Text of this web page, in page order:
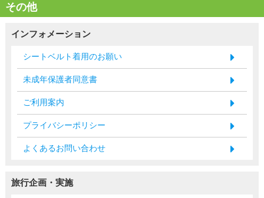
その他
インフォメーション
シートベルト着用のお願い
未成年保護者同意書
ご利用案内
プライバシーポリシー
よくあるお問い合わせ
旅行企画・実施